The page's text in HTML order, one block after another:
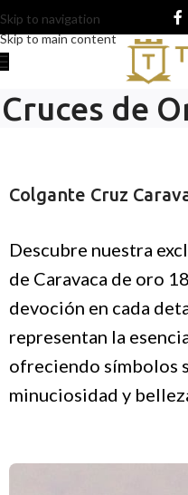
Skip to navigation
Skip to main content
Cruces de
Colgante Cruz
Descubre nuestra
de Caravaca de oro
devoción en cada
representan la
ofreciendo símbolos
minuciosidad y